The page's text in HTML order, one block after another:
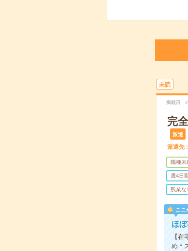
未読
掲載日
完
派遣
派遣先
職種未
週4日
残業な
ここ
ほ
【
め＊